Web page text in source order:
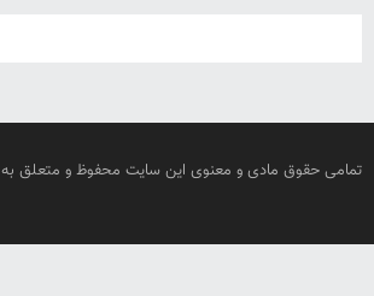
تمامی حقوق مادی و معنوی این سایت محفوظ و متعلق به